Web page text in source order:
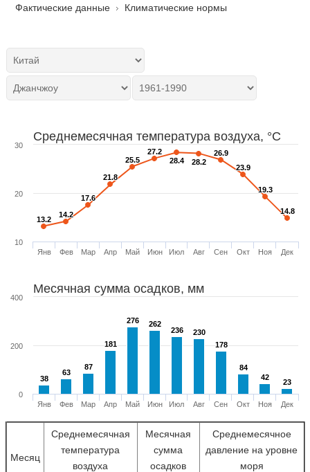
Фактические данные Климатические нормы
Среднемесячная температура воздуха, °C
13.2
13.2
14.2
14.2
17.6
17.6
21.8
21.8
25.5
25.5
27.2
27.2
28.4
28.4 28.2
28.2
26.9
26.9
23.9
23.9
19.3
19.3
14.8
14.8
Янв Фев Мар Апр Май Июн Июл Авг Сен Окт Ноя Дек
10
20
30
Месячная сумма осадков, мм
38
38
63
63
87
87
181
181
276
276 262
262
236
236 230
230
178
178
84
84
42
42
23
23
Янв Фев Мар Апр Май Июн Июл Авг Сен Окт Ноя Дек
0
200
400
Месяц
Среднемесячная
температура
воздуха
Месячная
сумма
осадков
Среднемесячное
давление на уровне
моря